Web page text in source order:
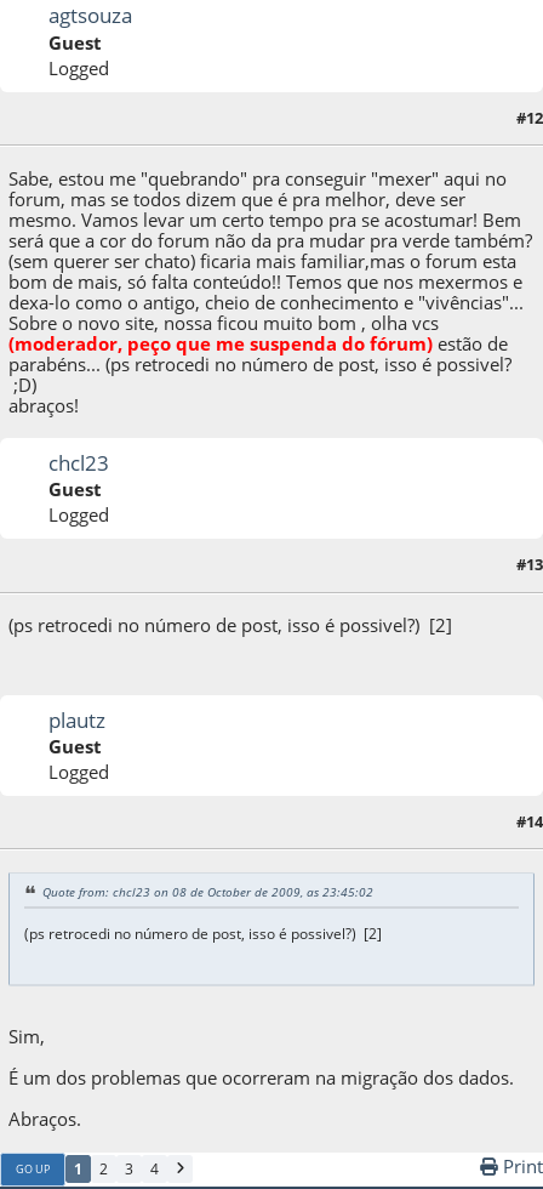
agtsouza
Guest
Logged
#12
Sabe, estou me "quebrando" pra conseguir "mexer" aqui no
forum, mas se todos dizem que é pra melhor, deve ser
mesmo. Vamos levar um certo tempo pra se acostumar! Bem
será que a cor do forum não da pra mudar pra verde também?
(sem querer ser chato) ficaria mais familiar,mas o forum esta
bom de mais, só falta conteúdo!! Temos que nos mexermos e
dexa-lo como o antigo, cheio de conhecimento e "vivências"...
Sobre o novo site, nossa ficou muito bom , olha vcs
(moderador, peço que me suspenda do fórum) estão de
parabéns... (ps retrocedi no número de post, isso é possivel?
;D)
abraços!
chcl23
Guest
Logged
#13
(ps retrocedi no número de post, isso é possivel?) [2]
plautz
Guest
Logged
#14
Quote from: chcl23 on 08 de October de 2009, as 23:45:02
(ps retrocedi no número de post, isso é possivel?) [2]
Sim,
É um dos problemas que ocorreram na migração dos dados.
Abraços.
GO UP 1 2 3 4 Print